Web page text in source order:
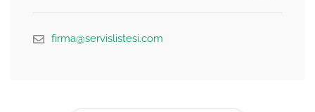
firma@servislistesi.com